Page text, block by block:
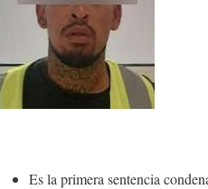
Es la primera sentencia